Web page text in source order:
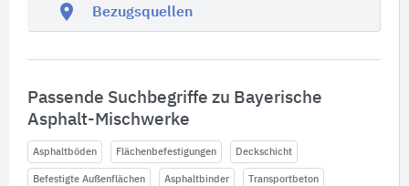
location_on Bezugsquellen
Passende Suchbegriffe zu Bayerische
Asphalt-Mischwerke
Asphaltböden Flächenbefestigungen Deckschicht
Befestigte Außenflächen Asphaltbinder Transportbeton